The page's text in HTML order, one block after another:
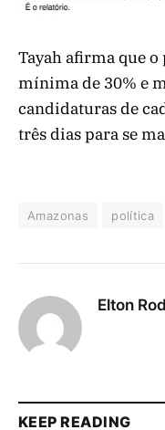
Tayah afirma que
mínima de 30% e
candidaturas de
três dias para se
Amazonas política
Elton
KEEP READING